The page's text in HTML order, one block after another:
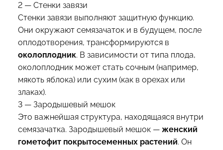
2 — Стенки завязи
Стенки завязи выполняют защитную функцию.
Они окружают семязачаток и в будущем, после
оплодотворения, трансформируются в
околоплодник. В зависимости от типа плода,
околоплодник может стать сочным (например,
мякоть яблока) или сухим (как в орехах или
злаках).
3 — Зародышевый мешок
Это важнейшая структура, находящаяся внутри
семязачатка. Зародышевый мешок — женский
гометофит покрытосеменных растений. Он